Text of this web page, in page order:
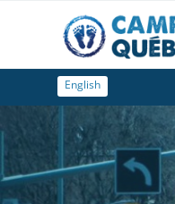
English